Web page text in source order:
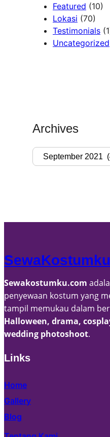
Featured (10)
Lokasi (70)
Testimonials
Uncategorized
Archives
A
r
Sewakostumku.com
penyewaan kostum yang
tampil memukau dalam
Halloween, drama,
wedding photoshoot.
Links
Home
Gallery
Blog